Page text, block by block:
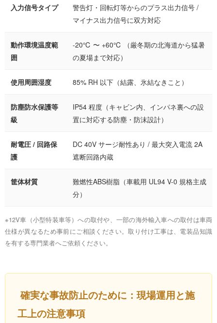
入力信号タイプ
警告灯・回転灯等からのプラス出力信号 /
マイナス出力信号に双方対応
動作環境温度範
囲
-20℃ 〜 +60℃ （厳冬期の北海道から猛暑
の夏場まで対応）
使用周囲湿度 85% RH 以下（結露、氷結なきこと）
防塵防水保護等
級
IP54 程度（キャビン内、インパネ裏への設
置に対応する防塵・防沫設計）
耐電圧 / 回路保
護
DC 40V サージ耐性あり / 最大突入電流 2A
遮断回路内蔵
筐体材質
難燃性ABS樹脂（車載用 UL94 V-0 規格主成
分）
※12V車（小型特装車等）への取付や、一部の海外輸入車への取付は車両
仕様が異なるため事前にご相談ください。取り付け工事は、電装品知識
を有する専門業者へご依頼ください。
確実な事故防止のために：現場運用と施
工上の注意事項